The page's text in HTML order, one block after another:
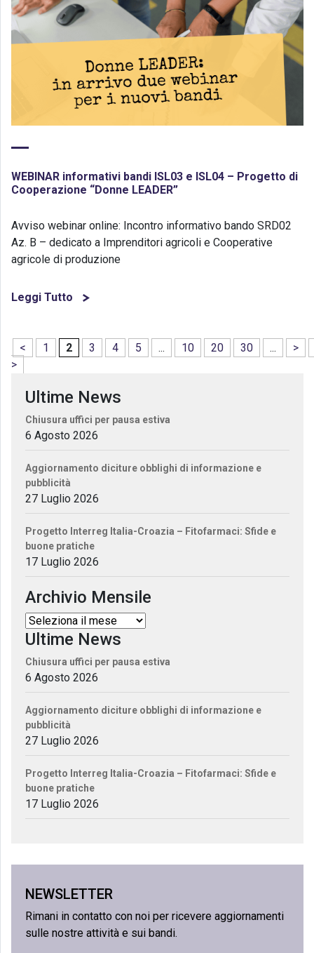
WEBINAR informativi bandi ISL03 e ISL04 – Progetto di
Cooperazione “Donne LEADER”
Avviso webinar online: Incontro informativo bando SRD02
Az. B – dedicato a Imprenditori agricoli e Cooperative
agricole di produzione
Leggi Tutto
< 1 2 3 4 5 ... 10 20 30 ...
>
>
Ultime News
Chiusura uffici per pausa estiva
6 Agosto 2026
Aggiornamento diciture obblighi di informazione e
pubblicità
27 Luglio 2026
Progetto Interreg Italia-Croazia – Fitofarmaci: Sfide e
buone pratiche
17 Luglio 2026
Archivio Mensile
Ultime News
Chiusura uffici per pausa estiva
6 Agosto 2026
Aggiornamento diciture obblighi di informazione e
pubblicità
27 Luglio 2026
Progetto Interreg Italia-Croazia – Fitofarmaci: Sfide e
buone pratiche
17 Luglio 2026
NEWSLETTER
Rimani in contatto con noi per ricevere aggiornamenti
sulle nostre attività e sui bandi.